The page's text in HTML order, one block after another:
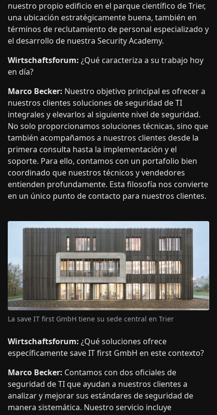
nuestro propio edificio en el parque científico de Trier,
una ubicación estratégicamente buena, también en
términos de reclutamiento de personal especializado y
el desarrollo de nuestra Security Academy.
Wirtschaftsforum: ¿Qué caracteriza a su trabajo hoy
en día?
Marco Becker: Nuestro objetivo principal es ofrecer a
nuestros clientes soluciones de seguridad de TI
integrales y elevarlos al siguiente nivel de seguridad.
No solo proporcionamos soluciones técnicas, sino que
también acompañamos a nuestros clientes desde la
primera consulta hasta la implementación y el
soporte. Para ello, contamos con un portafolio bien
coordinado que nuestros técnicos y vendedores
entienden profundamente. Esta filosofía nos convierte
en un único punto de contacto para nuestros clientes.
La save IT first GmbH tiene su sede central en Trier
Wirtschaftsforum: ¿Qué soluciones ofrece
específicamente save IT first GmbH en este contexto?
Marco Becker: Contamos con dos oficiales de
seguridad de TI que ayudan a nuestros clientes a
analizar y mejorar sus estándares de seguridad de
manera sistemática. Nuestro servicio incluye